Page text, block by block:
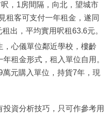
，1房間隔，向北，望城市
租客可支付一年租金，遂同
出，平均實用呎租63.6元。
心儀單位鄰近學校，樓齡
租金形式，租入單位自用。
元購入單位，持貨7年，現
資分析技巧，只可作參考用